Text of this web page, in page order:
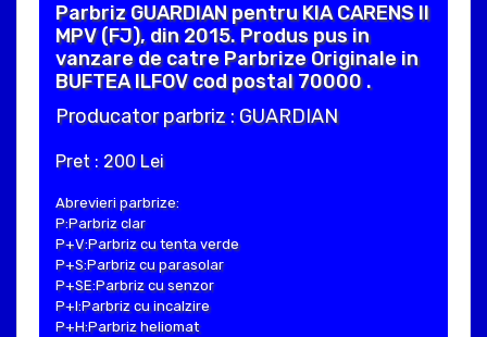
Parbriz GUARDIAN pentru KIA CARENS II
MPV (FJ), din 2015. Produs pus in
vanzare de catre Parbrize Originale in
BUFTEA ILFOV cod postal 70000 .
Producator parbriz : GUARDIAN
Pret : 200 Lei
Abrevieri parbrize:
P:Parbriz clar
P+V:Parbriz cu tenta verde
P+S:Parbriz cu parasolar
P+SE:Parbriz cu senzor
P+I:Parbriz cu incalzire
P+H:Parbriz heliomat